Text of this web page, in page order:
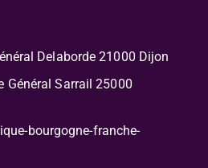
Delaborde 21000 Dijon
Général Sarrail 25000
bourgogne-franche-